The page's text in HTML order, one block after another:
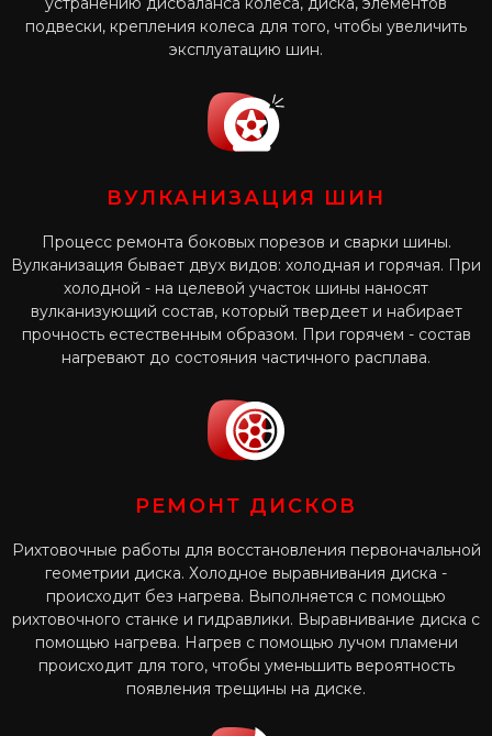
подвески, крепления колеса для того, чтобы увеличить
эксплуатацию шин.
ВУЛКАНИЗАЦИЯ ШИН
Процесс ремонта боковых порезов и сварки шины.
Вулканизация бывает двух видов: холодная и горячая. При
холодной - на целевой участок шины наносят
вулканизующий состав, который твердеет и набирает
прочность естественным образом. При горячем - состав
нагревают до состояния частичного расплава.
РЕМОНТ ДИСКОВ
Рихтовочные работы для восстановления первоначальной
геометрии диска. Холодное выравнивания диска -
происходит без нагрева. Выполняется с помощью
рихтовочного станке и гидравлики. Выравнивание диска с
помощью нагрева. Нагрев с помощью лучом пламени
происходит для того, чтобы уменьшить вероятность
появления трещины на диске.